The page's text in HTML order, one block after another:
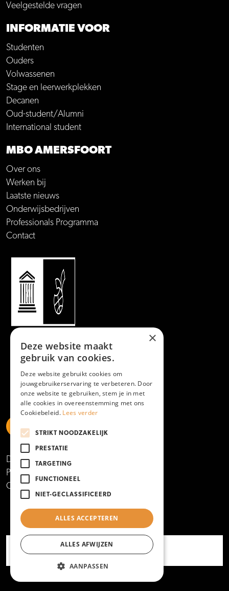
Veelgestelde vragen
INFORMATIE VOOR
Studenten
Ouders
Volwassenen
Stage en leerwerkplekken
Decanen
Oud-student/Alumni
International student
MBO AMERSFOORT
Over ons
Werken bij
Laatste nieuws
Onderwijsbedrijven
Professionals Programma
Contact
https://www.linkedin.com/school/mboamersfoort
https://www.instagram.com/mboamersfoort/
https://www.facebook.com/MBOAmersfoort
Disclaimer
Privacy- en cookieverklaring
Copyright 2025
×
Deze website maakt
gebruik van cookies.
Deze website gebruikt cookies om
jouwgebruikerservaring te verbeteren. Door
onze website te gebruiken, stem je in met
alle cookies in overeenstemming met ons
Cookiebeleid. Lees verder
STRIKT NOODZAKELIJK
PRESTATIE
TARGETING
FUNCTIONEEL
NIET-GECLASSIFICEERD
ALLES ACCEPTEREN
ALLES AFWIJZEN
AANPASSEN